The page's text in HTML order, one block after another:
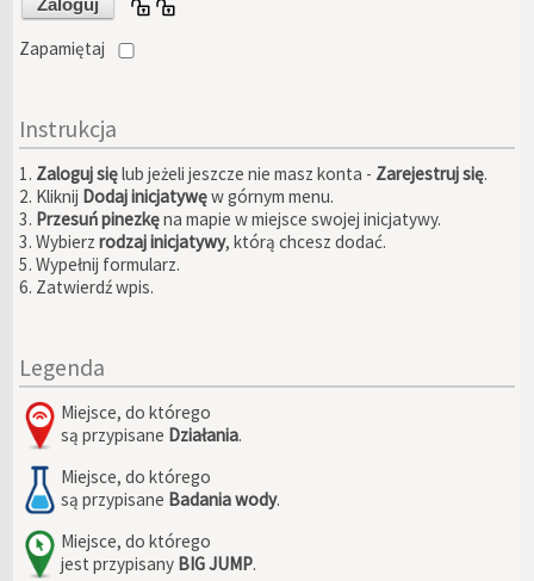
Zapamiętaj
Instrukcja
1. Zaloguj sięlub jeżeli jeszcze nie masz konta - Zarejestruj się.
2. Kliknij Dodaj inicjatywęw górnym menu.
3. Przesuń pinezkęna mapie w miejsce swojej inicjatywy.
3. Wybierzrodzaj inicjatywy, którą chcesz dodać.
5. Wypełnij formularz.
6. Zatwierdź wpis.
Legenda
Miejsce, do którego
są przypisane Działania.
Miejsce, do którego
są przypisane Badania wody.
Miejsce, do którego
jest przypisany BIG JUMP.